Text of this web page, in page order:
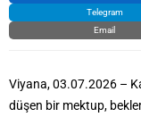
Telegram
Email
Viyana, 03.07.2026 –
düşen bir mektup,